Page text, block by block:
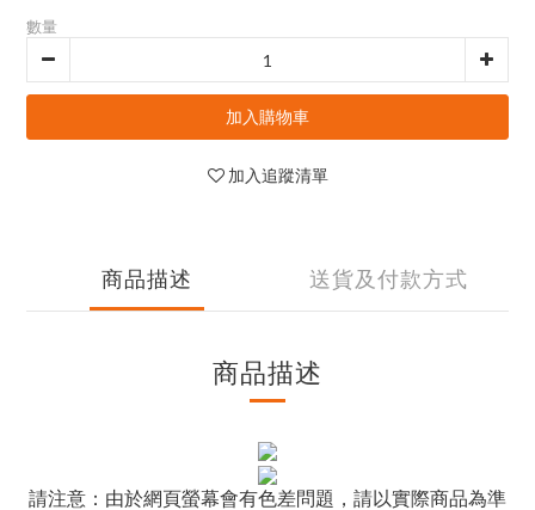
數量
加入購物車
加入追蹤清單
商品描述 送貨及付款方式
商品描述
請注意：由於網頁螢幕會有色差問題，請以實際商品為準